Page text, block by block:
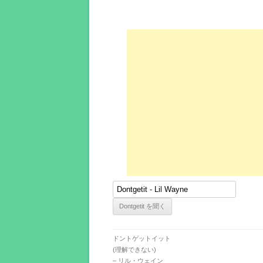
ドントゲットイット
(理解できない)
– リル・ウェイン